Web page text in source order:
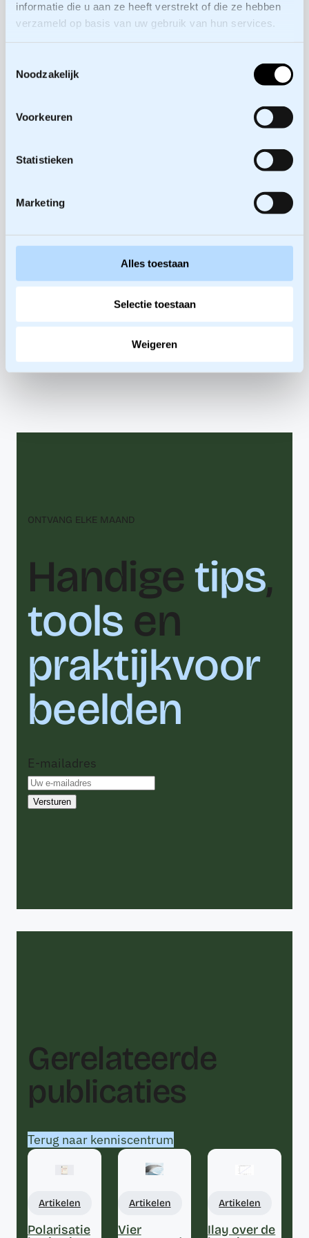
informatie die u aan ze heeft verstrekt of die ze hebben
verzameld op basis van uw gebruik van hun services.
Noodzakelijk
Voorkeuren
Statistieken
Marketing
Alles toestaan
Selectie toestaan
Weigeren
Mede-oprichter, Trainer
ONTVANG ELKE MAAND
Handigetips,
tools en
praktijkvoor
beelden
E-mailadres
Gerelateerde
publicaties
Terug naar kenniscentrum
Artikelen
Polarisatie
Artikelen
Vier
Artikelen
Ilay over de